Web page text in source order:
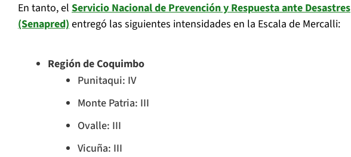
En tanto, el Servicio Nacional de Prevención y Respuesta ante Desastres
(Senapred)entregó las siguientes intensidades en la Escala de Mercalli:
Región de Coquimbo
Punitaqui: IV
Monte Patria: III
Ovalle: III
Vicuña: III